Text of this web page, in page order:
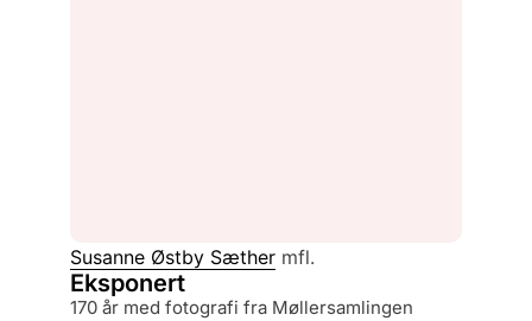
Susanne Østby Sæther mfl.
Eksponert
170 år med fotografi fra Møllersamlingen